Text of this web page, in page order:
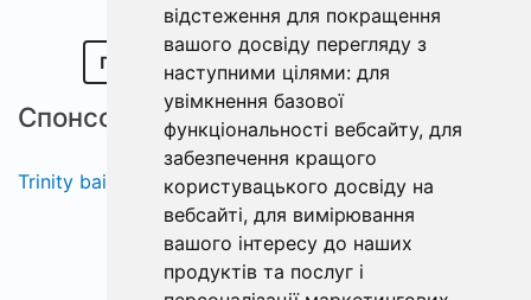
відстеження для покращення
вашого досвіду перегляду з
наступними цілями: для
увімкнення базової
функціональності вебсайту, для
забезпечення кращого
користувацького досвіду на
вебсайті, для вимірювання
вашого інтересу до наших
продуктів та послуг і
ПОКАЗАТИ ПОЛОЖЕННЯ ТА КОНТАКТИ
Спонсори
Trinity baits